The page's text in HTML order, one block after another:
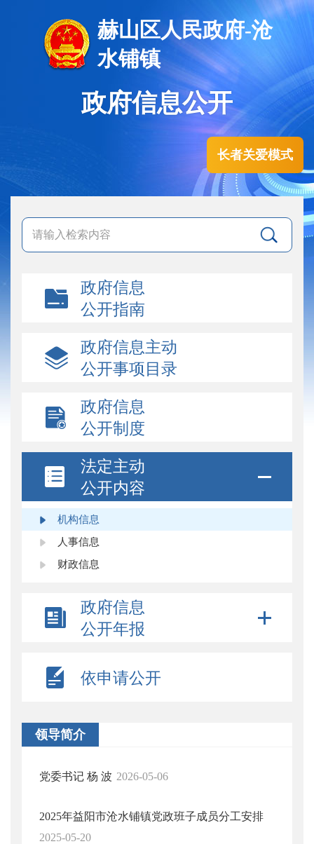
赫山区人民政府-沧
水铺镇
政府信息公开
长者关爱模式
政府信息
公开指南
政府信息主动
公开事项目录
政府信息
公开制度
法定主动
公开内容
机构信息
人事信息
财政信息
政府信息
公开年报
依申请公开
领导简介
党委书记 杨 波 2026-05-06
2025年益阳市沧水铺镇党政班子成员分工安排
2025-05-20